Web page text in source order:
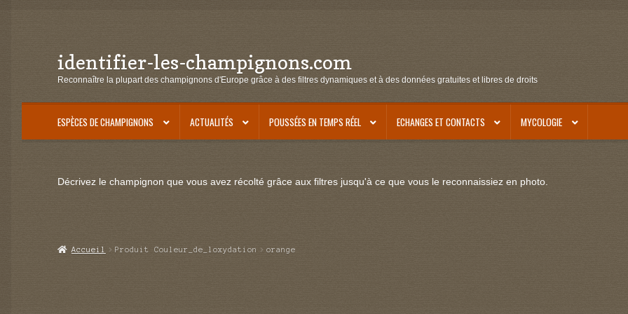
Aller
à
navigation
Aller
au
identifier-les-champignons.com
Reconnaître la plupart des champignons d'Europe grâce à des filtres dynamiques et à des données gratuites et libres de droits
ESPÈCES DE CHAMPIGNONS ACTUALITÉS POUSSÉES EN TEMPS RÉEL ECHANGES ET CONTACTS MYCOLOGIE
Décrivez le champignon que vous avez récolté grâce aux filtres jusqu'à ce que vous le reconnaissiez en photo.
Accueil Produit Couleur_de_loxydation orange